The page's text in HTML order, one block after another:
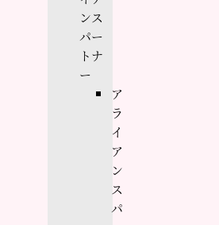
ンス
パー
トナ
ー
ア
ラ
イ
ア
ン
ス
パ